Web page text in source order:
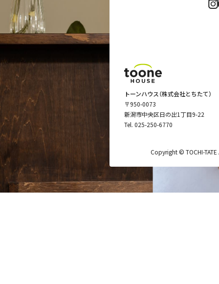
トーンハウス（株式会社とちたて）
〒950-0073
新潟市中央区日の出1丁目9-22
Tel. 025-250-6770
Copyright © TOCHI-TATE